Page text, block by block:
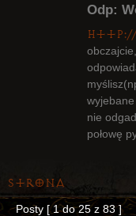
Odp:
nie
połowę
Strona
Posty [ 1 do 25 z 83 ]